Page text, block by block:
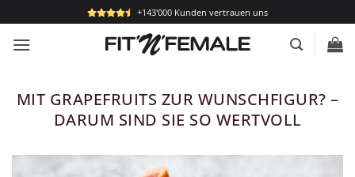
Inhalt
springen
+143'000 Kunden vertrauen uns
MIT GRAPEFRUITS ZUR WUNSCHFIGUR? –
DARUM SIND SIE SO WERTVOLL